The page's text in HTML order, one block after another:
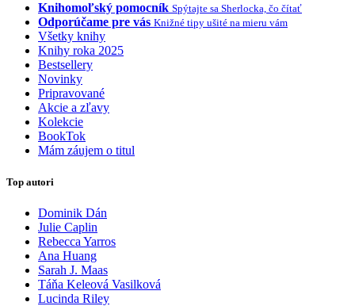
Knihomoľský pomocník Spýtajte sa Sherlocka, čo čítať
Odporúčame pre vás Knižné tipy ušité na mieru vám
Všetky knihy
Knihy roka 2025
Bestsellery
Novinky
Pripravované
Akcie a zľavy
Kolekcie
BookTok
Mám záujem o titul
Top autori
Dominik Dán
Julie Caplin
Rebecca Yarros
Ana Huang
Sarah J. Maas
Táňa Keleová Vasilková
Lucinda Riley